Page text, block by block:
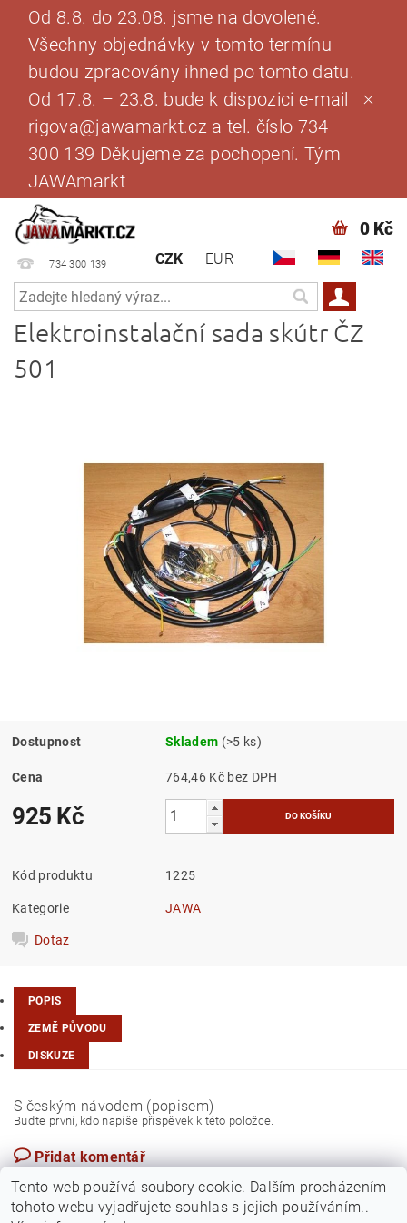
Od 8.8. do 23.08. jsme na dovolené.
Všechny objednávky v tomto termínu
budou zpracovány ihned po tomto datu.
Od 17.8. – 23.8. bude k dispozici e-mail
rigova@jawamarkt.cz a tel. číslo 734
300 139 Děkujeme za pochopení. Tým
JAWAmarkt
734 300 139 CZK EUR
0 Kč
Elektroinstalační sada skútr ČZ
501
Dostupnost Skladem (>5 ks)
Cena 764,46 Kč bez DPH
925 Kč
Kód produktu 1225
Kategorie JAWA
Dotaz
POPIS
ZEMĚ PŮVODU
DISKUZE
S českým návodem (popisem)
Buďte první, kdo napíše příspěvek k této položce.
Přidat komentář
Tento web používá soubory cookie. Dalším procházením
tohoto webu vyjadřujete souhlas s jejich používáním..